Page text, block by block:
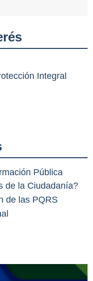
Integral
Pública
de la Ciudadanía?
de las PQRS